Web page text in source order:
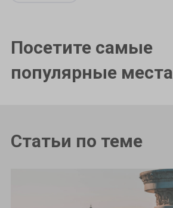
Посетите самые
популярные места
Статьи по теме